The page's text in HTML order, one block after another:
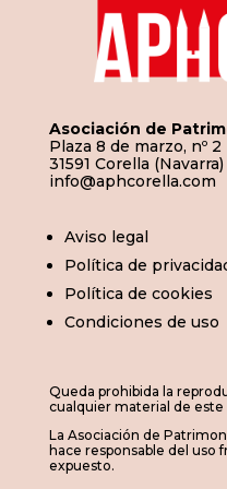
Asociación de
Plaza 8 de marzo, nº 2
31591 Corella (Navarra)
info@aphcorella.com
Aviso legal
Política de
Política de cookies
Condiciones de uso
Queda prohibida la
cualquier material de este
La Asociación de
hace responsable del uso
expuesto.